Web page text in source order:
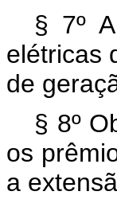
§ 7º
elétricas
de
§ 8º
os
a